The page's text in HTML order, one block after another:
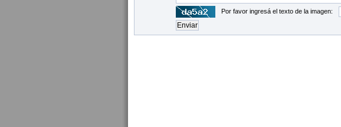
Por favor ingresá el texto de la imagen: